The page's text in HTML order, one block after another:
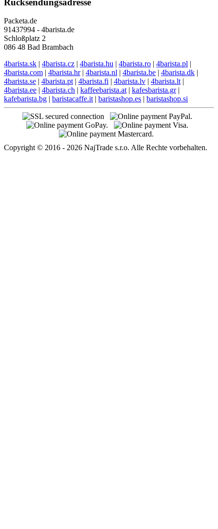
Packeta.de
91437994 - 4barista.de
Schloßplatz 2
086 48 Bad Brambach
4barista.sk | 4barista.cz | 4barista.hu | 4barista.ro | 4barista.pl |
4barista.com | 4barista.hr| 4barista.nl | 4barista.be | 4barista.dk |
4barista.se | 4barista.pt | 4barista.fi | 4barista.lv | 4barista.lt |
4barista.ee | 4barista.ch | kaffeebarista.at | kafesbarista.gr|
kafebarista.bg | baristacaffe.it | baristashop.es | baristashop.si
Copyright © 2016 - 2026 NajTrade s.r.o. Alle Rechte vorbehalten.